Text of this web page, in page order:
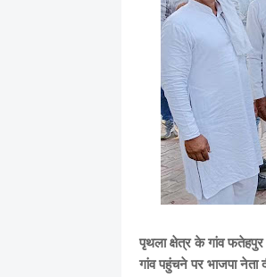
पृथला क्षेत्र के गांव फतेहपुर
गांव पहुंचने पर भाजपा नेता